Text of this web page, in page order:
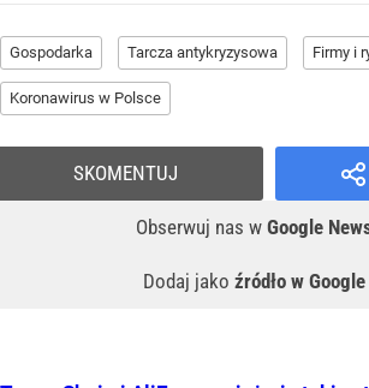
Gospodarka Tarcza antykryzysowa Firmy i
Koronawirus w Polsce
Obserwuj nas w Google
Dodaj jako źródło w Google
SKOMENTUJ